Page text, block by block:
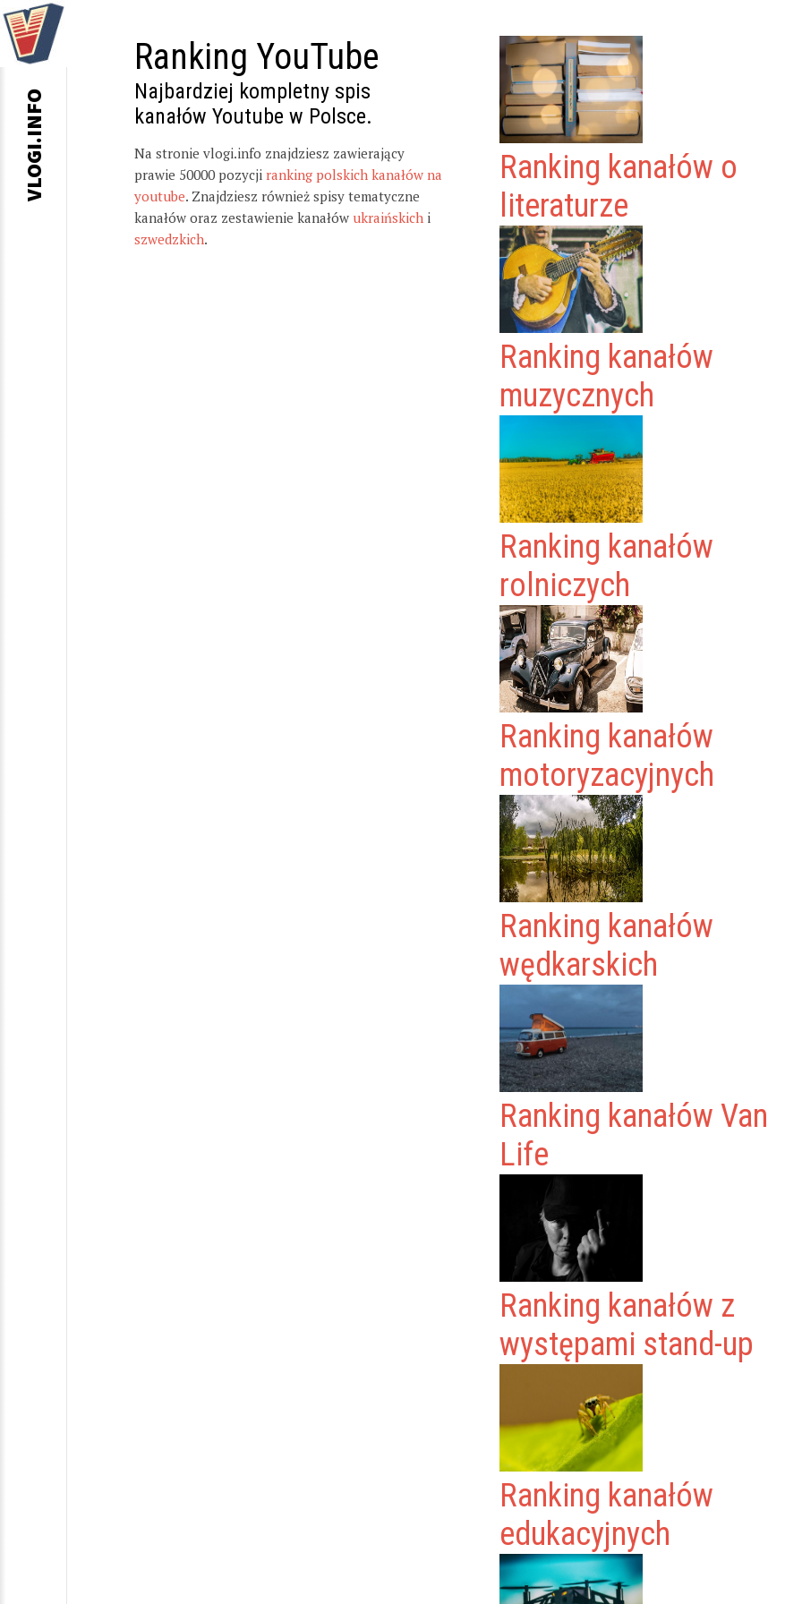
Ranking YouTube
Najbardziej kompletny spis
kanałów Youtube w Polsce.
Na stronie vlogi.info znajdziesz zawierający
prawie 50000 pozycji ranking polskich kanałów na
youtube. Znajdziesz również spisy tematyczne
kanałów oraz zestawienie kanałów ukraińskich i
szwedzkich.
Ranking kanałów o
literaturze
Ranking kanałów
muzycznych
Ranking kanałów
rolniczych
Ranking kanałów
motoryzacyjnych
Ranking kanałów
wędkarskich
Ranking kanałów Van
Life
Ranking kanałów z
występami stand-up
Ranking kanałów
edukacyjnych
VLOGI.INFO